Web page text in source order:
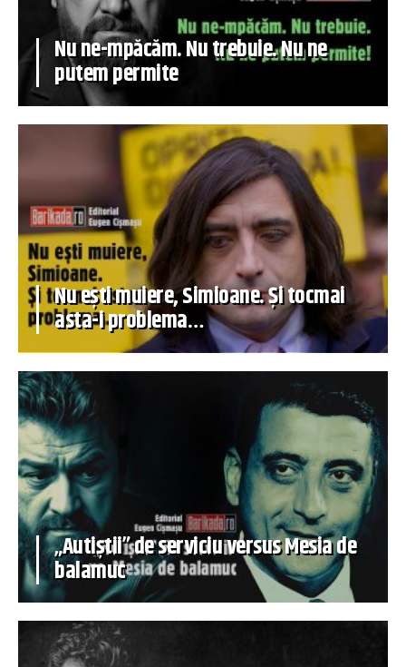
Nu ne-mpăcăm. Nu trebuie. Nu ne
putem permite
Nu ești muiere, Simioane. Și tocmai
asta-i problema…
„Autiștii” de serviciu versus Mesia de
balamuc